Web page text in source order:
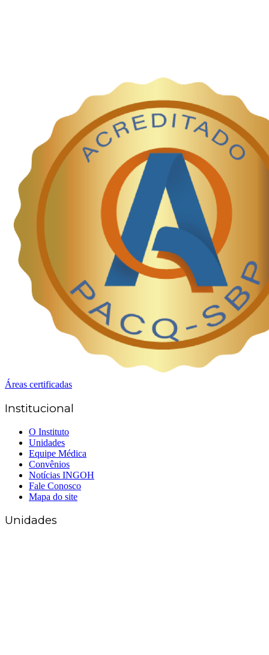
Áreas certificadas
Institucional
O Instituto
Unidades
Equipe Médica
Convênios
Notícias INGOH
Fale Conosco
Mapa do site
Unidades